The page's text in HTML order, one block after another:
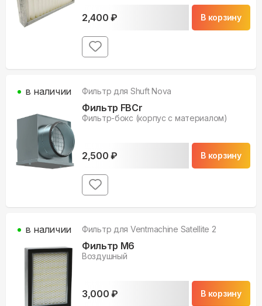
2,400 ₽ В корзину
Фильтр для Shuft Nova
Фильтр FBCr
Фильтр-бокс (корпус с материалом)
2,500 ₽ В корзину
в наличии
Фильтр для Ventmachine Satellite 2
Фильтр M6
Воздушный
3,000 ₽ В корзину
в наличии